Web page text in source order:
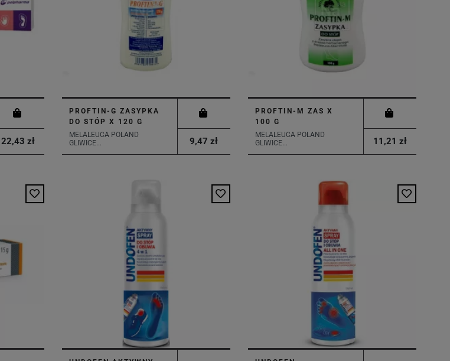
22,43 zł
PROFTIN-G ZASYPKA
DO STÓP X 120 G
MELALEUCA POLAND
GLIWICE...
9,47 zł
PROFTIN-M ZAS X
100 G
MELALEUCA POLAND
GLIWICE...
11,21 zł